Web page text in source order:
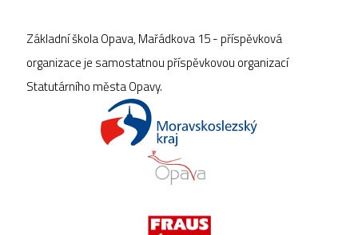
Základní škola Opava, Mařádkova 15 - příspěvková
organizace je samostatnou příspěvkovou organizací
Statutárního města Opavy.